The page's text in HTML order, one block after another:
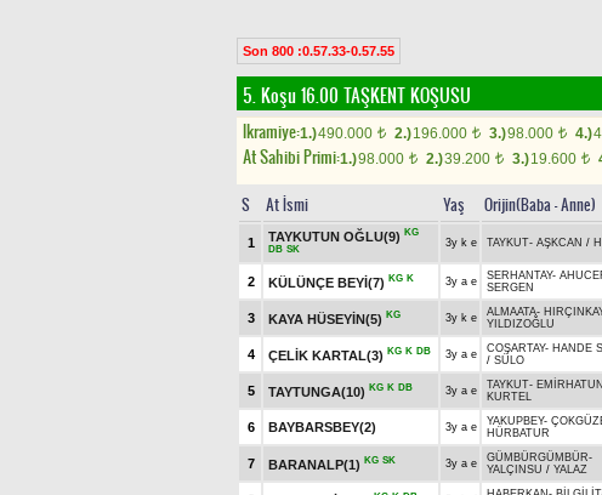
Son 800 :0.57.33-0.57.55
5. Koşu 16.00 TAŞKENT KOŞUSU
Ikramiye:1.)490.000 t 2.)196.000 t 3.)98.000 t 4.)
At Sahibi Primi:1.)98.000 t 2.)39.200 t 3.)19.600 t
S At İsmi Yaş Orijin(Baba - Anne)
1 TAYKUTUN OĞLU(9) KG
DB SK
3y k e TAYKUT- AŞKCAN /
2 KÜLÜNÇE BEYİ(7) KG K 3y a e SERHANTAY-
SERGEN
3
KAYA HÜSEYİN(5) KG 3y k e ALMAATA-
YILDIZOĞLU
4 ÇELİK KARTAL(3) KG K DB 3y a e COŞARTAY- HANDE
/ SÜLO
5
TAYTUNGA(10) KG K DB 3y a e TAYKUT- EMİRHATUN
KURTEL
6 BAYBARSBEY(2) 3y a e YAKUPBEY-
HÜRBATUR
7 BARANALP(1) KG SK 3y a e GÜMBÜRGÜMBÜR-
YALÇINSU / YALAZ